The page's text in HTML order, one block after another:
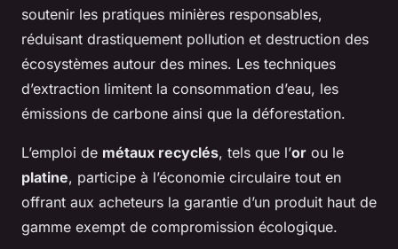
soutenir les pratiques minières responsables,
réduisant drastiquement pollution et destruction des
écosystèmes autour des mines. Les techniques
d’extraction limitent la consommation d’eau, les
émissions de carbone ainsi que la déforestation.
L’emploi de métaux recyclés, tels que l’or ou le
platine, participe à l’économie circulaire tout en
offrant aux acheteurs la garantie d’un produit haut de
gamme exempt de compromission écologique.